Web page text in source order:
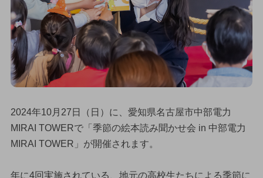
2024年10月27日（日）に、愛知県名古屋市中部電力
MIRAI TOWERで「季節の絵本読み聞かせ会 in 中部電力
MIRAI TOWER」が開催されます。
年に4回実施されている、地元の高校生たちによる季節に